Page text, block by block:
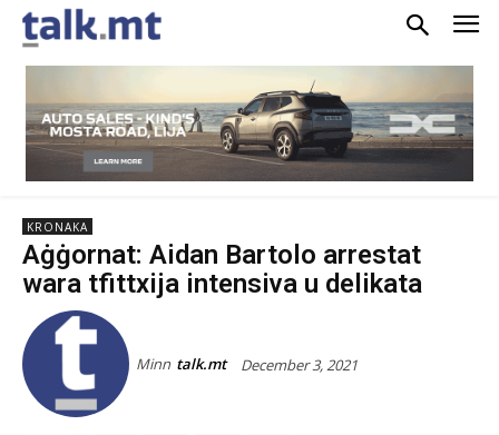
KRONAKA
Aġġornat: Aidan Bartolo arrestat
wara tfittxija intensiva u delikata
Minn talk.mt December 3, 2021